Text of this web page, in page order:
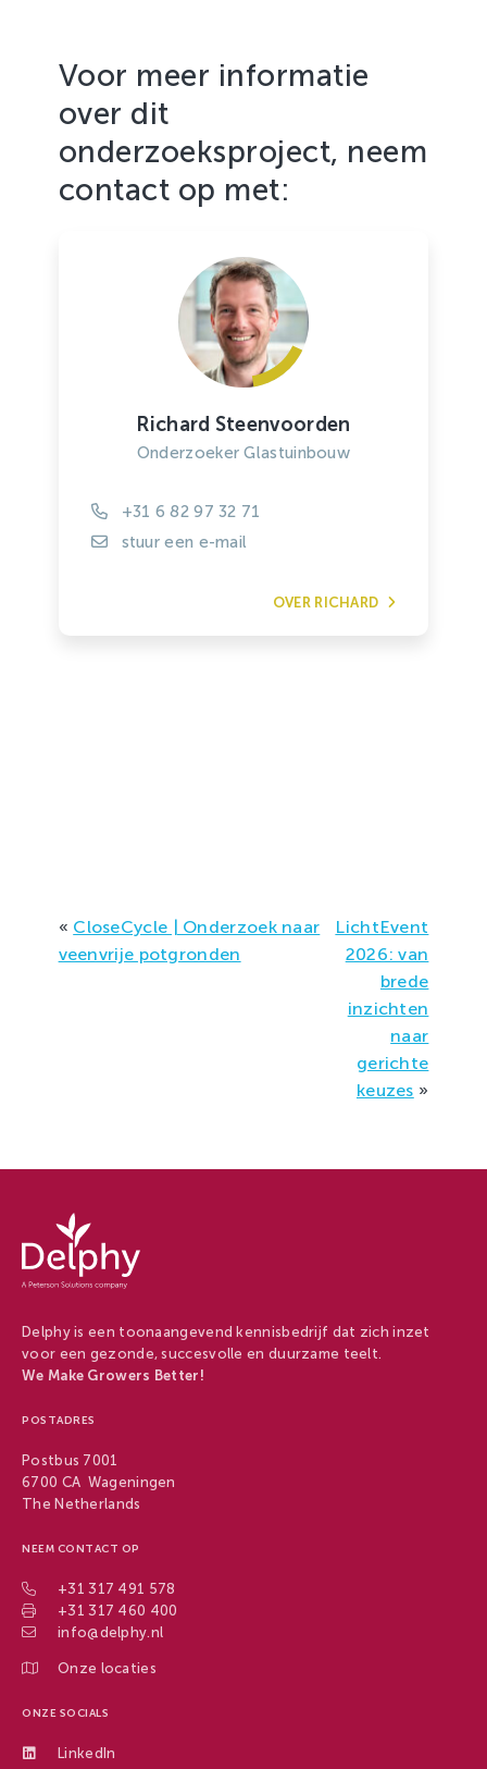
Voor meer informatie
over dit
onderzoeksproject, neem
contact op met:
Richard Steenvoorden
Onderzoeker Glastuinbouw
+31 6 82 97 32 71
stuur een e-mail
OVER RICHARD
« CloseCycle | Onderzoek naar
veenvrije potgronden
LichtEvent
2026: van
brede
inzichten
naar
gerichte
keuzes »
Delphy
-
Delphy
Delphy is een toonaangevend kennisbedrijf dat zich inzet
voor een gezonde, succesvolle en duurzame teelt.
We Make Growers Better!
POSTADRES
Postbus 7001
6700 CA Wageningen
The Netherlands
NEEM CONTACT OP
+31 317 491 578
+31 317 460 400
info@delphy.nl
Onze locaties
ONZE SOCIALS
LinkedIn